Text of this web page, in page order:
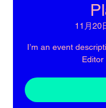
11月20
I’m an event